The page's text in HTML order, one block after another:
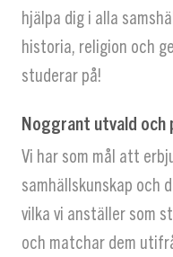
hjälpa dig i alla
historia, religion och
studerar på!
Noggrant utvald
Vi har som mål att
samhällskunskap och
vilka vi anställer som
och matchar dem